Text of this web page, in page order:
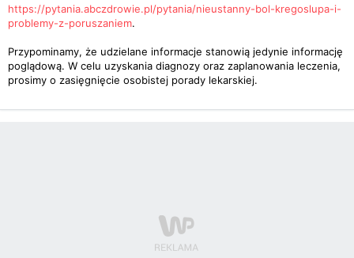
https://pytania.abczdrowie.pl/pytania/nieustanny-bol-kregoslupa-i-
problemy-z-poruszaniem.
Przypominamy, że udzielane informacje stanowią jedynie informację
poglądową. W celu uzyskania diagnozy oraz zaplanowania leczenia,
prosimy o zasięgnięcie osobistej porady lekarskiej.